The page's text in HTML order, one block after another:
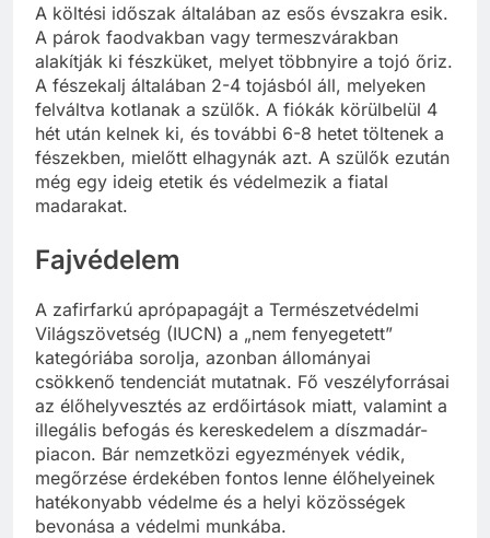
A költési időszak általában az esős évszakra esik.
A párok faodvakban vagy termeszvárakban
alakítják ki fészküket, melyet többnyire a tojó őriz.
A fészekalj általában 2-4 tojásból áll, melyeken
felváltva kotlanak a szülők. A fiókák körülbelül 4
hét után kelnek ki, és további 6-8 hetet töltenek a
fészekben, mielőtt elhagynák azt. A szülők ezután
még egy ideig etetik és védelmezik a fiatal
madarakat.
Fajvédelem
A zafirfarkú aprópapagájt a Természetvédelmi
Világszövetség (IUCN) a „nem fenyegetett”
kategóriába sorolja, azonban állományai
csökkenő tendenciát mutatnak. Fő veszélyforrásai
az élőhelyvesztés az erdőirtások miatt, valamint a
illegális befogás és kereskedelem a díszmadár-
piacon. Bár nemzetközi egyezmények védik,
megőrzése érdekében fontos lenne élőhelyeinek
hatékonyabb védelme és a helyi közösségek
bevonása a védelmi munkába.